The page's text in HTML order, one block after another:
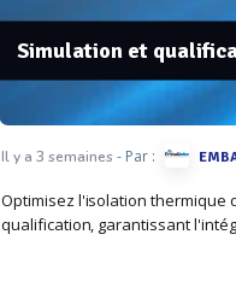
Simulation et
Il y a 3 semaines - Par :
Optimisez l'isolation thermique
qualification, garantissant